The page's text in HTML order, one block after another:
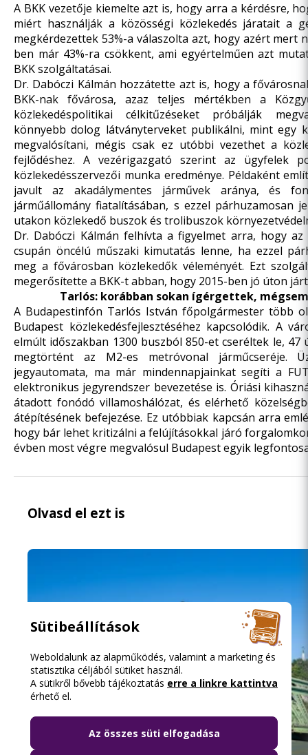
A BKK vezetője kiemelte azt is, hogy arra a kérdésre,
miért használják a közösségi közlekedés járatait a
megkérdezettek 53%-a válaszolta azt, hogy azért mert
ben már 43%-ra csökkent, ami egyértelműen azt
BKK szolgáltatásai.
Dr. Dabóczi Kálmán hozzátette azt is, hogy a
BKK-nak fővárosa, azaz teljes mértékben a
közlekedéspolitikai célkitűzéseket próbálják
könnyebb dolog látványterveket publikálni, mint egy
megvalósítani, mégis csak ez utóbbi vezethet a
fejlődéshez. A vezérigazgató szerint az ügyfelek
közlekedésszervezői munka eredménye. Példaként
javult az akadálymentes járművek aránya, és
járműállomány fiatalításában, s ezzel párhuzamosan
utakon közlekedő buszok és trolibuszok
Dr. Dabóczi Kálmán felhívta a figyelmet arra, hogy
csupán öncélú műszaki kimutatás lenne, ha ezzel
meg a fővárosban közlekedők véleményét. Ezt
megerősítette a BKK-t abban, hogy 2015-ben jó úton
Tarlós: korábban sokan ígérgettek,
A Budapestinfón Tarlós István főpolgármester több
Budapest közlekedésfejlesztéséhez kapcsolódik. A
elmúlt időszakban 1300 buszból 850-et cseréltek le, 47
megtörtént az M2-es metróvonal járműcseréje.
jegyautomata, ma már mindennapjainkat segíti a
elektronikus jegyrendszer bevezetése is. Óriási
átadott fonódó villamoshálózat, és elérhető
átépítésének befejezése. Ez utóbbiak kapcsán arra
hogy bár lehet kritizálni a felújításokkal járó
évben most végre megvalósul Budapest egyik
Olvasd el ezt is
Sütibeállítások
Weboldalunk az alapműködés, valamint a marketing és
statisztika céljából sütiket használ.
A sütikről bővebb tájékoztatás erre a linkre kattintva
érhető el.
Az összes süti elfogadása